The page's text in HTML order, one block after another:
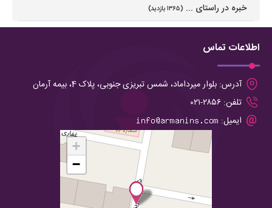
خبره در راستای ... (۱۳۶۵ بازدید)
اطلاعات تماس
آدرس: بلوار میرداماد، شمس تبریزی جنوبی، پلاک 4، بیمه آرمان
تلفن: ۲۸۵۶-۰۲۱
ایمیل:
+
−